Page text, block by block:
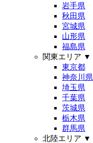
岩手県
秋田県
宮城県
山形県
福島県
関東エリア ▼
東京都
神奈川県
埼玉県
千葉県
茨城県
栃木県
群馬県
北陸エリア ▼